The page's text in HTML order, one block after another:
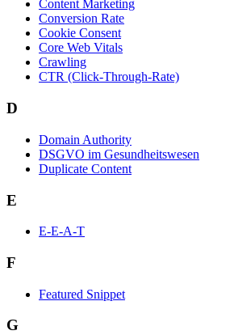
Content Marketing
Conversion Rate
Cookie Consent
Core Web Vitals
Crawling
CTR (Click-Through-Rate)
D
Domain Authority
DSGVO im Gesundheitswesen
Duplicate Content
E
E-E-A-T
F
Featured Snippet
G